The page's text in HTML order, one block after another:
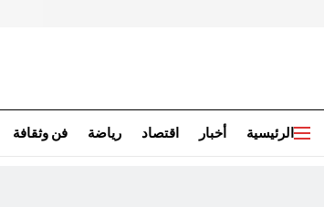
الرئيسية أخبار اقتصاد رياضة فن وثقافة